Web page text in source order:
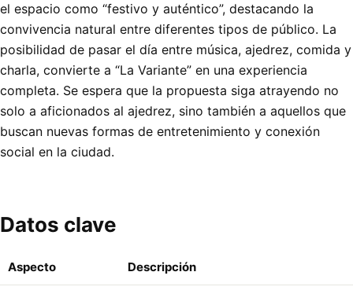
el espacio como “festivo y auténtico”, destacando la
convivencia natural entre diferentes tipos de público. La
posibilidad de pasar el día entre música, ajedrez, comida y
charla, convierte a “La Variante” en una experiencia
completa. Se espera que la propuesta siga atrayendo no
solo a aficionados al ajedrez, sino también a aquellos que
buscan nuevas formas de entretenimiento y conexión
social en la ciudad.
Datos clave
Aspecto Descripción